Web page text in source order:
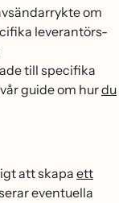
om
leverantörs-
till specifika
guide om hurdu
att skapaett
eventuella